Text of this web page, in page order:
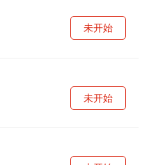
未开始
未开始